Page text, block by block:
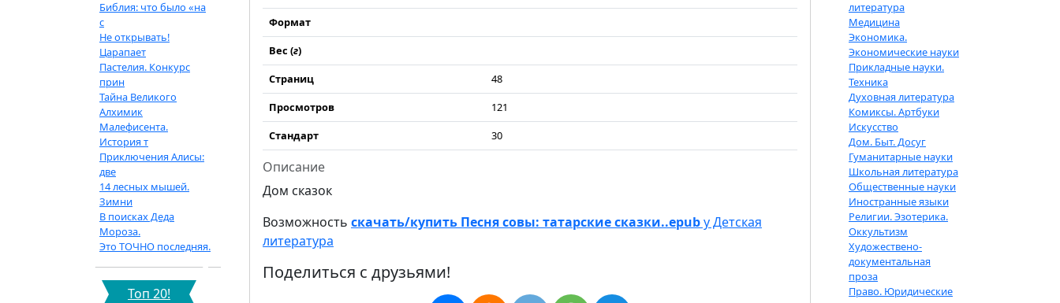
Библия: что было «на
с
Не открывать!
Царапает
Пастелия. Конкурс
прин
Тайна Великого
Алхимик
Малефисента.
История т
Приключения Алисы:
две
14 лесных мышей.
Зимни
В поисках Деда
Мороза.
Это ТОЧНО последняя.
Топ 20!
Формат
Вес (г)
Страниц
48
Просмотров
121
Стандарт
30
Описание
Дом сказок
Возможность скачать/купить Песня совы: татарские сказки..epubу Детская
литература
Поделиться с друзьями!
литература
Медицина
Экономика.
Экономические науки
Прикладные науки.
Техника
Духовная литература
Комиксы. Артбуки
Искусство
Дом. Быт. Досуг
Гуманитарные науки
Школьная литература
Общественные науки
Иностранные языки
Религии. Эзотерика.
Оккультизм
Художествено-
документальная
проза
Право. Юридические